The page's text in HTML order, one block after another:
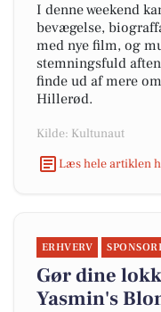
I denne weekend
bevægelse,
med nye film, og
stemningsfuld
finde ud af mere
Hillerød.
Kilde: Kultunaut
Læs hele artiklen
ERHVERV
Gør dine
Yasmin's